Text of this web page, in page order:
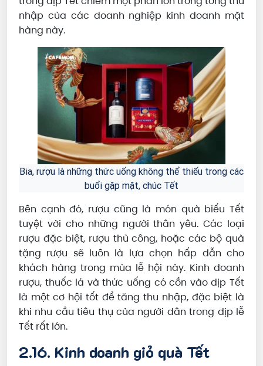
nhập của các doanh nghiệp kinh doanh mặt
hàng này.
Bia, rượu là những thức uống không thể thiếu trong các
buổi gặp mặt, chúc Tết
Bên cạnh đó, rượu cũng là món quà biếu Tết
tuyệt vời cho những người thân yêu. Các loại
rượu đặc biệt, rượu thủ công, hoặc các bộ quà
tặng rượu sẽ luôn là lựa chọn hấp dẫn cho
khách hàng trong mùa lễ hội này. Kinh doanh
rượu, thuốc lá và thức uống có cồn vào dịp Tết
là một cơ hội tốt để tăng thu nhập, đặc biệt là
khi nhu cầu tiêu thụ của người dân trong dịp lễ
Tết rất lớn.
2.16. Kinh doanh giỏ quà Tết